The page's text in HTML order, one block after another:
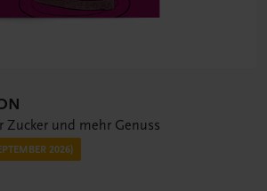
Zucker und mehr Genuss
2026)